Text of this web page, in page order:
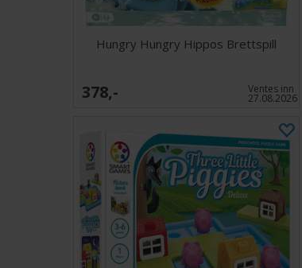
Hungry Hungry Hippos Brettspill
378,- Ventes inn
27.08.2026